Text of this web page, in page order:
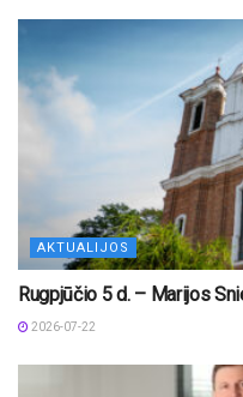
AKTUALIJOS
Rugpjūčio 5 d. – Marijos
2026-07-22